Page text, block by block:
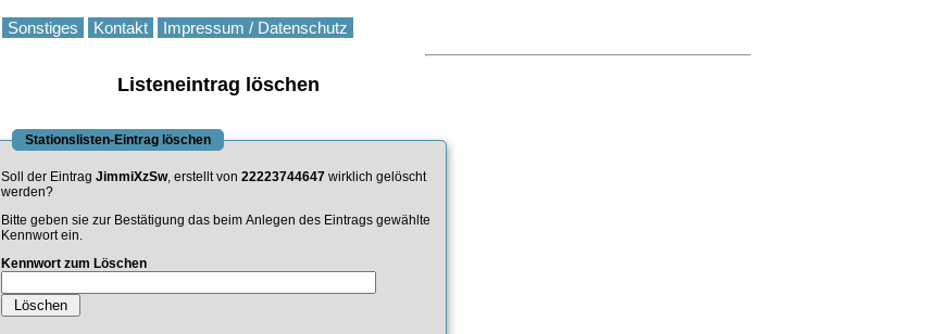
Sonstiges Kontakt Impressum / Datenschutz
Listeneintrag löschen
Stationslisten-Eintrag löschen
Soll der Eintrag JimmiXzSw, erstellt von 22223744647 wirklich gelöscht
werden?
Bitte geben sie zur Bestätigung das beim Anlegen des Eintrags gewählte
Kennwort ein.
Kennwort zum Löschen